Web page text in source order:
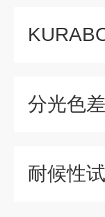
分光色
耐候性